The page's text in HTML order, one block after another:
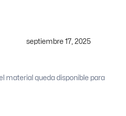
septiembre 17, 2025
material queda disponible para